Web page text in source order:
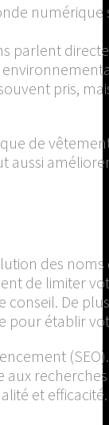
numérique
parlent
pris,
de
aussi
des
de limiter
De
pour établir
et efficacité.